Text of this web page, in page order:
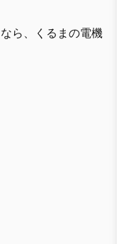
ら、くるまの電機